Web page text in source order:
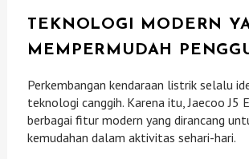
TEKNOLOGI MODERN
MEMPERMUDAH
Perkembangan kendaraan listrik selalu
teknologi canggih. Karena itu, Jaecoo J5
berbagai fitur modern yang dirancang
kemudahan dalam aktivitas sehari-hari.